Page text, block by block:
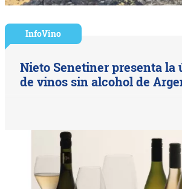
InfoVino
Nieto Senetiner presenta la
de vinos sin alcohol de